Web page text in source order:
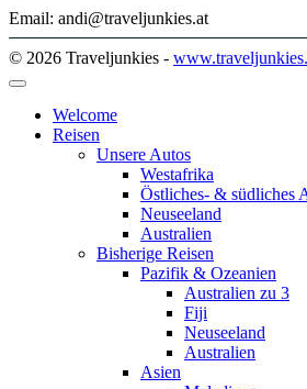
Email: andi@traveljunkies.at
© 2026 Traveljunkies -
Welcome
Reisen
Unsere Autos
Westafrika
Östliches- & südliches
Neuseeland
Australien
Bisherige Reisen
Pazifik & Ozeanien
Australien zu 3
Fiji
Neuseeland
Australien
Asien